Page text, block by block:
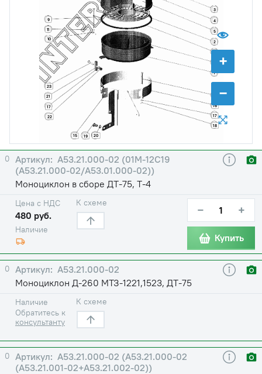
+
−
2
3
4
5
7
9
10
11
15
16
17
17
18
19 20
21
22
23
0
А53.21.000-02 (01М-12С19
(А53.21.000-02/А53.01.000-02))
Моноциклон в сборе ДТ-75, Т-4
Наличие
Цена с НДС
480 руб.
К схеме − +
Купить
0
А53.21.000-02
Моноциклон Д-260 МТЗ-1221,1523, ДТ-75
Наличие
Обратитесь к
консультанту
К схеме
0
А53.21.000-02 (А53.21.000-02
(А53.21.001-02+А53.21.002-02))